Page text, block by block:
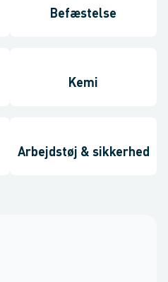
Befæstelse
Kemi
Arbejdstøj & sikkerhed